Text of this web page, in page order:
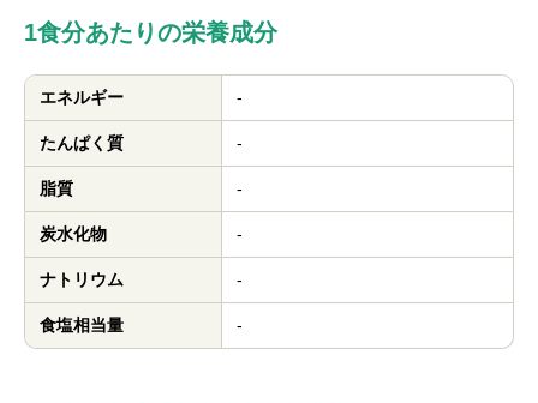
1食分あたりの栄養成分
エネルギー -
たんぱく質 -
脂質 -
炭水化物 -
ナトリウム -
食塩相当量 -